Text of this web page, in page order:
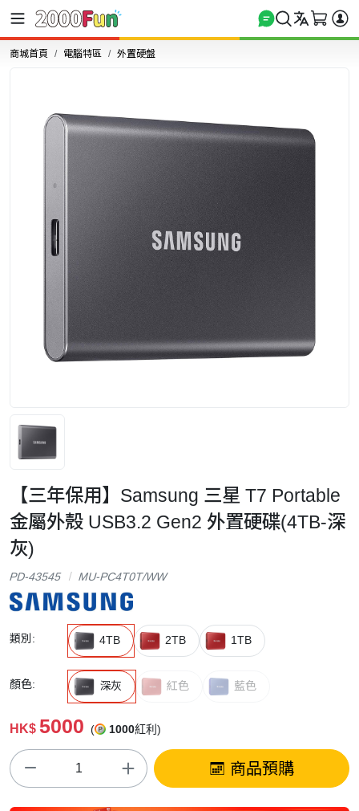
商城首頁 電腦特區 外置硬盤
【三年保用】Samsung 三星 T7 Portable
金屬外殼 USB3.2 Gen2 外置硬碟(4TB-深
灰)
PD-43545 MU-PC4T0T/WW
類別: 4TB 2TB 1TB
顏色: 深灰 紅色 藍色
HK$ 5000 ( 1000紅利)
商品預購